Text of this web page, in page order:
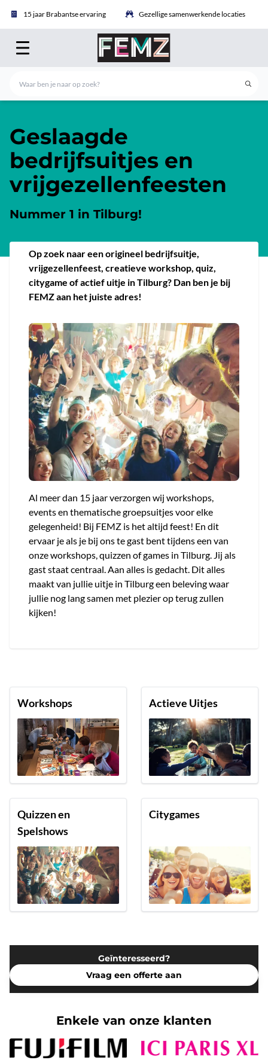
15 jaar Brabantse ervaring Gezellige samenwerkende locaties
Geslaagde
bedrijfsuitjes en
vrijgezellenfeesten
Nummer 1 in Tilburg!
Op zoek naar een origineel bedrijfsuitje,
vrijgezellenfeest, creatieve workshop, quiz,
citygame of actief uitje in Tilburg? Dan ben je bij
FEMZ aan het juiste adres!
Al meer dan 15 jaar verzorgen wij workshops,
events en thematische groepsuitjes voor elke
gelegenheid! Bij FEMZ is het altijd feest! En dit
ervaar je als je bij ons te gast bent tijdens een van
onze workshops, quizzen of games in Tilburg. Jij als
gast staat centraal. Aan alles is gedacht. Dit alles
maakt van jullie uitje in Tilburg een beleving waar
jullie nog lang samen met plezier op terug zullen
kijken!
Workshops Actieve Uitjes
Quizzen en
Spelshows
Citygames
Geïnteresseerd?
Vraag een offerte aan
Enkele van onze klanten